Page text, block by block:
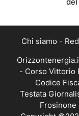
Chi siamo -
- Corso Vittorio
Codice
Testata
Frosinone